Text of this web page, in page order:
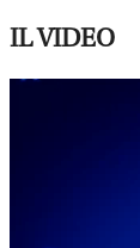
IL VIDEO